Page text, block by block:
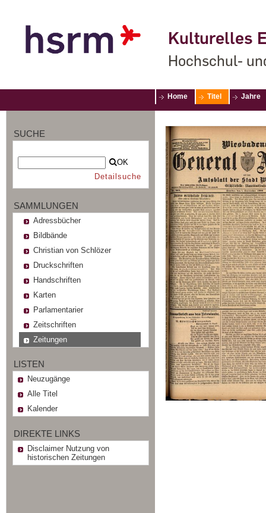
Kulturelles
Hochschul-
Home Titel Jahre
SUCHE
OK
Detailsuche
SAMMLUNGEN
Adressbücher
Bildbände
Christian von Schlözer
Druckschriften
Handschriften
Karten
Parlamentarier
Zeitschriften
Zeitungen
LISTEN
Neuzugänge
Alle Titel
Kalender
DIREKTE LINKS
Disclaimer Nutzung von
historischen Zeitungen